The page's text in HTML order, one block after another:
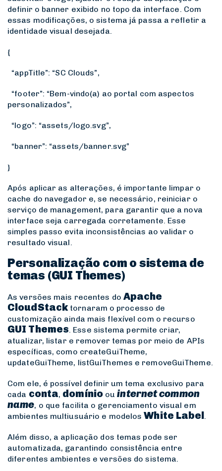
definir o banner exibido no topo da interface. Com
essas modificações, o sistema já passa a refletir a
identidade visual desejada.
{
“appTitle”: “SC Clouds”,
“footer”: “Bem-vindo(a) ao portal com aspectos
personalizados”,
“logo”: “assets/logo.svg”,
“banner”: “assets/banner.svg”
}
Após aplicar as alterações, é importante limpar o
cache do navegador e, se necessário, reiniciar o
serviço de management, para garantir que a nova
interface seja carregada corretamente. Esse
simples passo evita inconsistências ao validar o
resultado visual.
Personalização com o sistema de
temas (GUI Themes)
As versões mais recentes do Apache
CloudStacktornaram o processo de
customização ainda mais flexível com o recurso
GUI Themes. Esse sistema permite criar,
atualizar, listar e remover temas por meio de APIs
específicas, como createGuiTheme,
updateGuiTheme, listGuiThemes e removeGuiTheme.
Com ele, é possível definir um tema exclusivo para
cada conta, domínioouinternet common
name, o que facilita o gerenciamento visual em
ambientes multiusuário e modelosWhite Label.
Além disso, a aplicação dos temas pode ser
automatizada, garantindo consistência entre
diferentes ambientes e versões do sistema.